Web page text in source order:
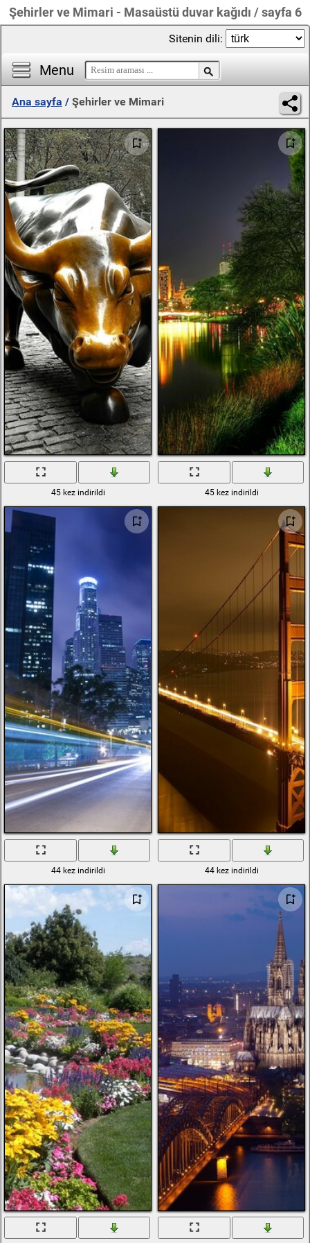
Şehirler ve Mimari - Masaüstü duvar kağıdı / sayfa 6
Menu
Sitenin dili:
Ana sayfa / Şehirler ve Mimari
45 kez indirildi 45 kez indirildi
44 kez indirildi 44 kez indirildi